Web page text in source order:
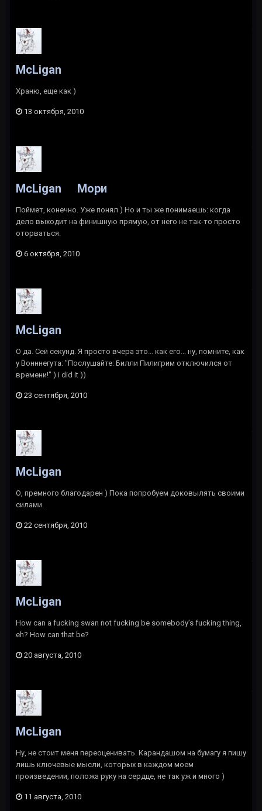
McLigan
Храню, еще как )
13 октября, 2010
McLigan Мори
Поймет, конечно. Уже понял ) Но и ты же понимаешь: когда
дело выходит на финишную прямую, от него не так-то просто
оторваться.
6 октября, 2010
McLigan
О да. Сей секунд. Я просто вчера это... как его... ну, помните, как
у Вонннегута: "Послушайте: Билли Пилигрим отключился от
времени!" ) i did it ))
23 сентября, 2010
McLigan
О, премного благодарен ) Пока попробуем доковылять своими
силами.
22 сентября, 2010
McLigan
How can a fucking swan not fucking be somebody’s fucking thing,
eh? How can that be?
20 августа, 2010
McLigan
Ну, не стоит меня переоценивать. Карандашом на бумагу я пишу
лишь ключевые мысли, которых в каждом моем
произведении, положа руку на сердце, не так уж и много )
11 августа, 2010